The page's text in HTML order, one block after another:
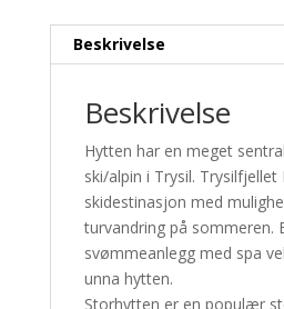
Beskrivelse
Beskrivelse
Hytten har en meget
ski/alpin i Trysil.
skidestinasjon med
turvandring på sommeren.
svømmeanlegg med spa
unna hytten.
Storhytten er en populær